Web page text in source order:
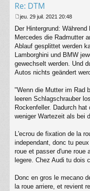
Re: DTM
e
s
s
g
e
jeu. 29 juil. 2021 20:48
Der Hintergrund:
Mercedes die Radmutter
Ablauf gesplittet werden
Lamborghini und BMW
gewechselt werden. Und
Autos nichts geändert
"Wenn die Mutter im Rad
leeren Schlagschrauber
Rockenfeller. Dadurch
weniger Wartezeit als bei
L'ecrou de fixation de la
independant, donc tu
roue et passer d'une roue
legere. Chez Audi tu dois
Donc en gros le mecano
la roue arriere, et revient